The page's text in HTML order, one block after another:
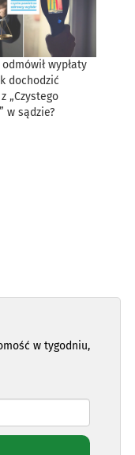
odmówił wypłaty
dochodzić
„Czystego
w sądzie?
w tygodniu,